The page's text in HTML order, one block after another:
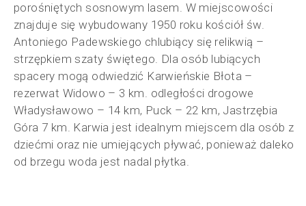
porośniętych sosnowym lasem. W miejscowości
znajduje się wybudowany 1950 roku kościół św.
Antoniego Padewskiego chlubiący się relikwią –
strzępkiem szaty świętego. Dla osób lubiących
spacery mogą odwiedzić Karwieńskie Błota –
rezerwat Widowo – 3 km. odległości drogowe
Władysławowo – 14 km, Puck – 22 km, Jastrzębia
Góra 7 km. Karwia jest idealnym miejscem dla osób z
dziećmi oraz nie umiejących pływać, ponieważ daleko
od brzegu woda jest nadal płytka.